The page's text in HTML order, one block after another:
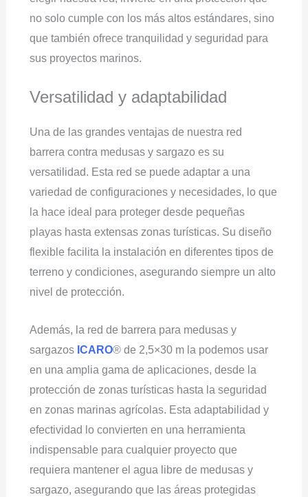
no solo cumple con los más altos estándares, sino
que también ofrece tranquilidad y seguridad para
sus proyectos marinos.
Versatilidad y adaptabilidad
Una de las grandes ventajas de nuestra red
barrera contra medusas y sargazo es su
versatilidad. Esta red se puede adaptar a una
variedad de configuraciones y necesidades, lo que
la hace ideal para proteger desde pequeñas
playas hasta extensas zonas turísticas. Su diseño
flexible facilita la instalación en diferentes tipos de
terreno y condiciones, asegurando siempre un alto
nivel de protección.
Además, la red de barrera para medusas y
sargazos ICARO® de 2,5×30 m la podemos usar
en una amplia gama de aplicaciones, desde la
protección de zonas turísticas hasta la seguridad
en zonas marinas agrícolas. Esta adaptabilidad y
efectividad lo convierten en una herramienta
indispensable para cualquier proyecto que
requiera mantener el agua libre de medusas y
sargazo, asegurando que las áreas protegidas